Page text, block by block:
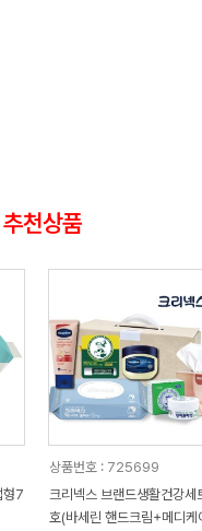
추천상품
형7
상품번호 : 725699
크리넥스 브랜드생활건강세
호(바세린 핸드크림+메디케